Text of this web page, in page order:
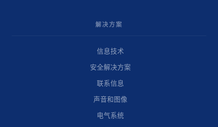
解决方案
信息技术
安全解决方案
联系信息
声音和图像
电气系统